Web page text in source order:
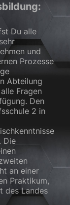
Du alle
und
Prozesse
Abteilung
Fragen
Den
2 in
Die
an einer
Praktikum,
des Landes
andere uns
werden (z. B. IP-
Inhalte oder
über die
Cookies.
geben oder
so nur
und sind für